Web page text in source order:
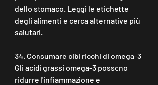
dello stomaco. Leggi le etichette
degli alimenti e cerca alternative più
salutari.
34. Consumare cibi ricchi di omega-3
Gli acidi grassi omega-3 possono
ridurre l'infiammazione e